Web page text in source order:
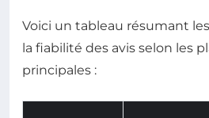
Voici un tableau résumant
la fiabilité des avis selon les
principales :